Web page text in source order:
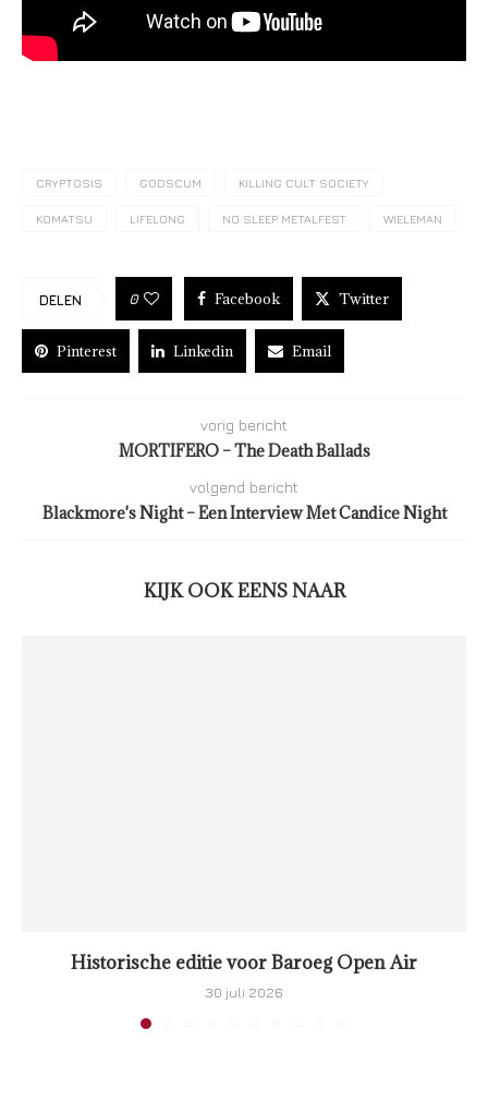
CRYPTOSIS GODSCUM KILLING CULT SOCIETY
KOMATSU LIFELONG NO SLEEP METALFEST WIELEMAN
DELEN 0 Facebook Twitter
Pinterest Linkedin Email
vorig bericht
MORTIFERO – The Death Ballads
volgend bericht
Blackmore's Night – Een Interview Met Candice Night
KIJK OOK EENS NAAR
Historische editie voor Baroeg Open Air
30 juli 2026